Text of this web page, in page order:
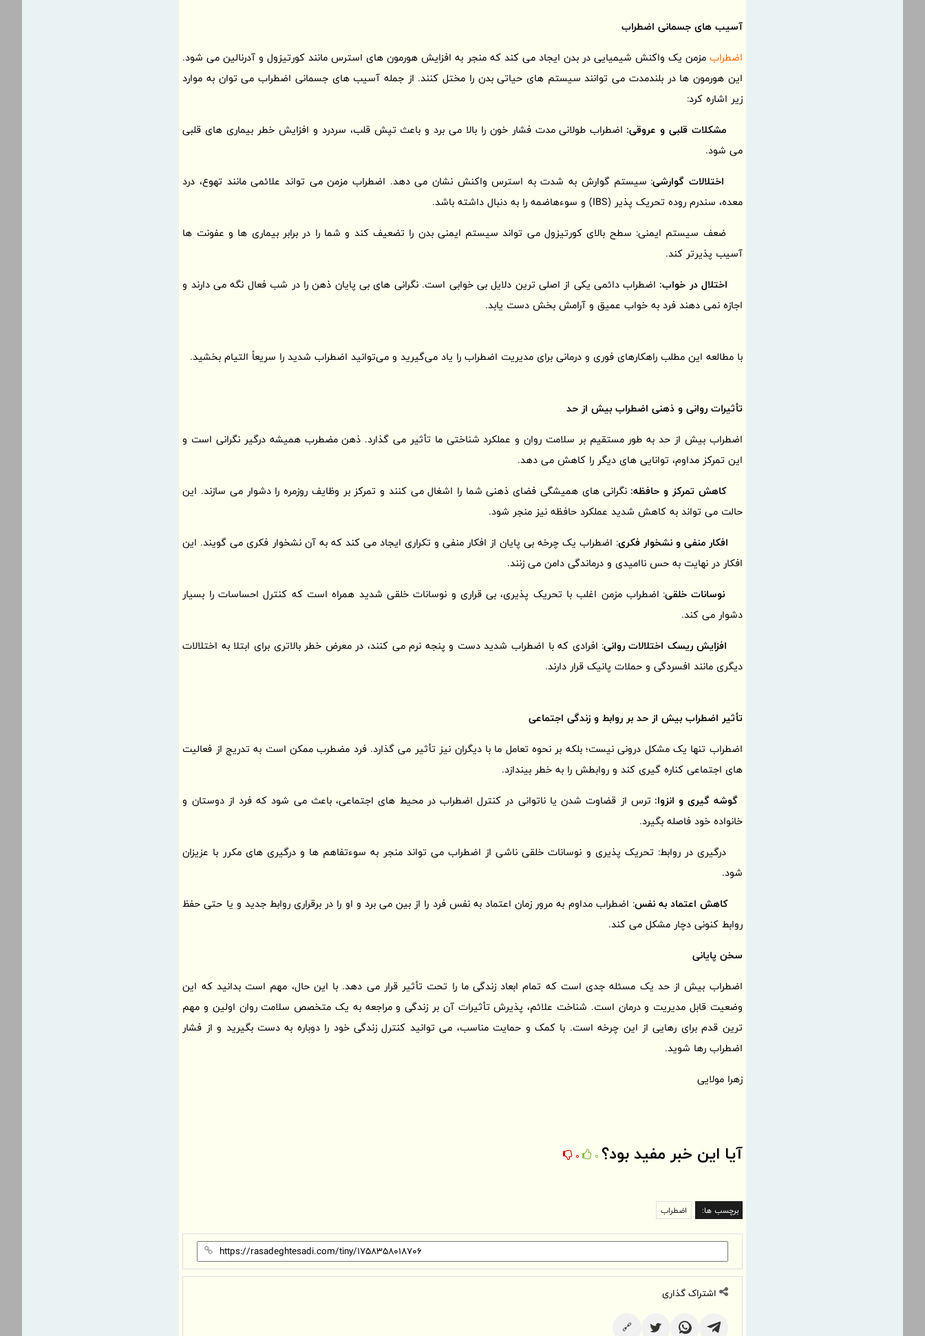
آسیب های جسمانی اضطراب
اضطراب مزمن یک واکنش شیمیایی در بدن ایجاد می کند که منجر به افزایش هورمون های استرس مانند کورتیزول و آدرنالین می شود.
این هورمون ها در بلندمدت می توانند سیستم های حیاتی بدن را مختل کنند. از جمله آسیب های جسمانی اضطراب می توان به موارد
زیر اشاره کرد:
مشکلات قلبی و عروقی: اضطراب طولانی مدت فشار خون را بالا می برد و باعث تپش قلب، سردرد و افزایش خطر بیماری های قلبی
می شود.
اختلالات گوارشی: سیستم گوارش به شدت به استرس واکنش نشان می دهد. اضطراب مزمن می تواند علائمی مانند تهوع، درد
معده، سندرم روده تحریک پذیر (IBS) و سوءهاضمه را به دنبال داشته باشد.
ضعف سیستم ایمنی: سطح بالای کورتیزول می تواند سیستم ایمنی بدن را تضعیف کند و شما را در برابر بیماری ها و عفونت ها
آسیب پذیرتر کند.
اختلال در خواب: اضطراب دائمی یکی از اصلی ترین دلایل بی خوابی است. نگرانی های بی پایان ذهن را در شب فعال نگه می دارند و
اجازه نمی دهند فرد به خواب عمیق و آرامش بخش دست یابد.
با مطالعه این مطلب راهکارهای فوری و درمانی برای مدیریت اضطراب را یاد می‌گیرید و می‌توانید اضطراب شدید را سریعاً التیام بخشید.
تأثیرات روانی و ذهنی اضطراب بیش از حد
اضطراب بیش از حد به طور مستقیم بر سلامت روان و عملکرد شناختی ما تأثیر می گذارد. ذهن مضطرب همیشه درگیر نگرانی است و
این تمرکز مداوم، توانایی های دیگر را کاهش می دهد.
کاهش تمرکز و حافظه: نگرانی های همیشگی فضای ذهنی شما را اشغال می کنند و تمرکز بر وظایف روزمره را دشوار می سازند. این
حالت می تواند به کاهش شدید عملکرد حافظه نیز منجر شود.
افکار منفی و نشخوار فکری: اضطراب یک چرخه بی پایان از افکار منفی و تکراری ایجاد می کند که به آن نشخوار فکری می گویند. این
افکار در نهایت به حس ناامیدی و درماندگی دامن می زنند.
نوسانات خلقی: اضطراب مزمن اغلب با تحریک پذیری، بی قراری و نوسانات خلقی شدید همراه است که کنترل احساسات را بسیار
دشوار می کند.
افزایش ریسک اختلالات روانی: افرادی که با اضطراب شدید دست و پنجه نرم می کنند، در معرض خطر بالاتری برای ابتلا به اختلالات
دیگری مانند افسردگی و حملات پانیک قرار دارند.
تأثیر اضطراب بیش از حد بر روابط و زندگی اجتماعی
اضطراب تنها یک مشکل درونی نیست؛ بلکه بر نحوه تعامل ما با دیگران نیز تأثیر می گذارد. فرد مضطرب ممکن است به تدریج از فعالیت
های اجتماعی کناره گیری کند و روابطش را به خطر بیندازد.
گوشه گیری و انزوا: ترس از قضاوت شدن یا ناتوانی در کنترل اضطراب در محیط های اجتماعی، باعث می شود که فرد از دوستان و
خانواده خود فاصله بگیرد.
درگیری در روابط: تحریک پذیری و نوسانات خلقی ناشی از اضطراب می تواند منجر به سوءتفاهم ها و درگیری های مکرر با عزیزان
شود.
کاهش اعتماد به نفس: اضطراب مداوم به مرور زمان اعتماد به نفس فرد را از بین می برد و او را در برقراری روابط جدید و یا حتی حفظ
روابط کنونی دچار مشکل می کند.
سخن پایانی
اضطراب بیش از حد یک مسئله جدی است که تمام ابعاد زندگی ما را تحت تأثیر قرار می دهد. با این حال، مهم است بدانید که این
وضعیت قابل مدیریت و درمان است. شناخت علائم، پذیرش تأثیرات آن بر زندگی و مراجعه به یک متخصص سلامت روان اولین و مهم
ترین قدم برای رهایی از این چرخه است. با کمک و حمایت مناسب، می توانید کنترل زندگی خود را دوباره به دست بگیرید و از فشار
اضطراب رها شوید.
زهرا مولایی
آیا این خبر مفید بود؟ 0
0
برچسب ها: اضطراب
اشتراک گذاری
🔗